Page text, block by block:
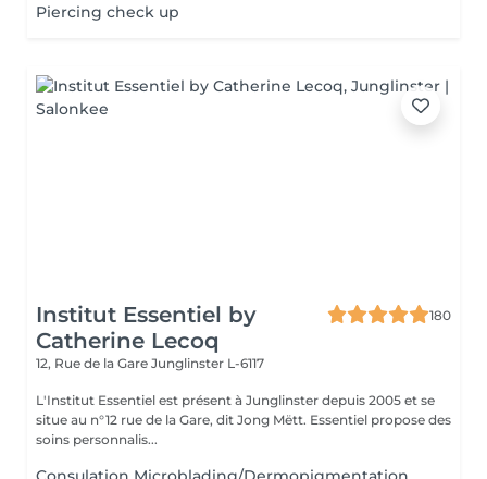
Piercing check up
Institut Essentiel by
Catherine Lecoq
180
12, Rue de la Gare Junglinster L-6117
L'Institut Essentiel est présent à Junglinster depuis 2005 et se
situe au n°12 rue de la Gare, dit Jong Mëtt. Essentiel propose des
soins personnalis...